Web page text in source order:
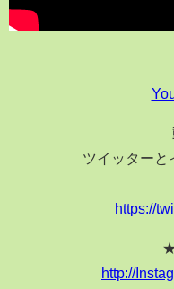
ツイッターと
https://
http://